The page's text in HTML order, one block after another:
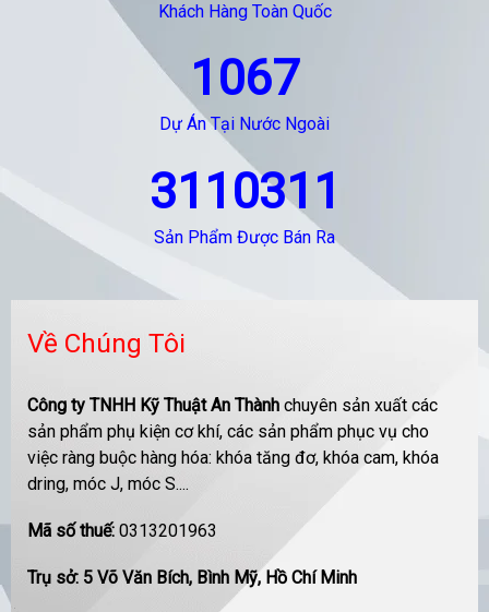
Khách Hàng Toàn Quốc
1067
Dự Án Tại Nước Ngoài
3110311
Sản Phẩm Được Bán Ra
Về Chúng Tôi
Công ty TNHH Kỹ Thuật An Thành chuyên sản xuất các
sản phẩm phụ kiện cơ khí, các sản phẩm phục vụ cho
việc ràng buộc hàng hóa: khóa tăng đơ, khóa cam, khóa
dring, móc J, móc S....
Mã số thuế: 0313201963
Trụ sở: 5 Võ Văn Bích, Bình Mỹ, Hồ Chí Minh